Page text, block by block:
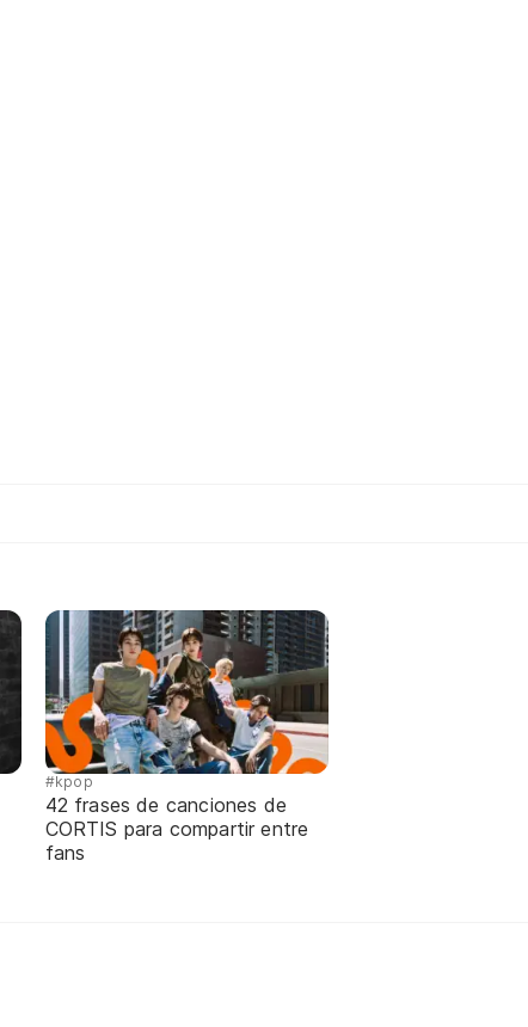
#kpop
42 frases de canciones de
CORTIS para compartir entre
fans